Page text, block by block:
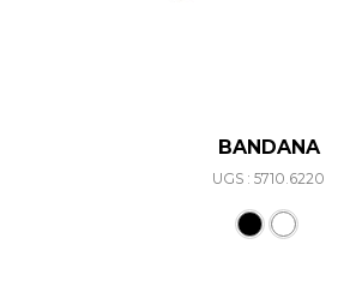
BANDANA
UGS : 5710.6220